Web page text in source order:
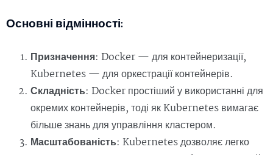
Основні відмінності:
Призначення: Docker — для контейнеризації,
Kubernetes — для оркестрації контейнерів.
Складність: Docker простіший у використанні для
окремих контейнерів, тоді як Kubernetes вимагає
більше знань для управління кластером.
Масштабованість: Kubernetes дозволяє легко